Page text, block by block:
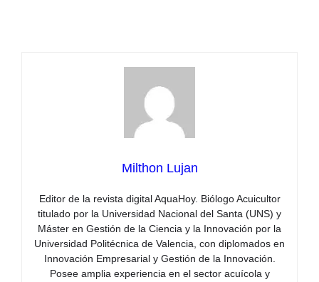
Milthon Lujan
Editor de la revista digital AquaHoy. Biólogo Acuicultor
titulado por la Universidad Nacional del Santa (UNS) y
Máster en Gestión de la Ciencia y la Innovación por la
Universidad Politécnica de Valencia, con diplomados en
Innovación Empresarial y Gestión de la Innovación.
Posee amplia experiencia en el sector acuícola y